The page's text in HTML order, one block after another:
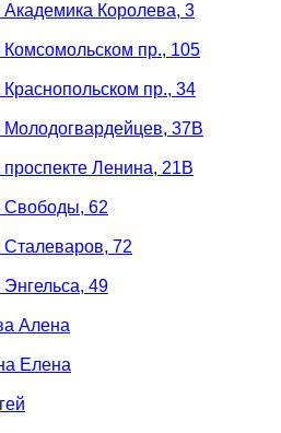
Королева, 3
пр., 105
пр., 34
37В
Ленина, 21В
Свободы, 62
72
49
Алена
Елена